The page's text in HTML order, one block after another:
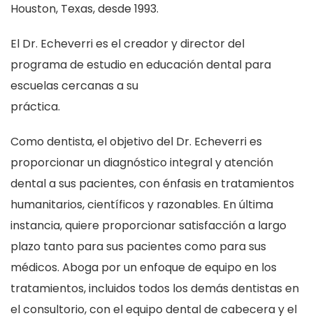
Houston, Texas, desde 1993.
El Dr. Echeverri es el creador y director del
programa de estudio en educación dental para
escuelas cercanas a su
práctica.
Como dentista, el objetivo del Dr. Echeverri es
proporcionar un diagnóstico integral y atención
dental a sus pacientes, con énfasis en tratamientos
humanitarios, científicos y razonables. En última
instancia, quiere proporcionar satisfacción a largo
plazo tanto para sus pacientes como para sus
médicos. Aboga por un enfoque de equipo en los
tratamientos, incluidos todos los demás dentistas en
el consultorio, con el equipo dental de cabecera y el